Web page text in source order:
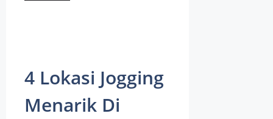
4 Lokasi Jogging
Menarik Di